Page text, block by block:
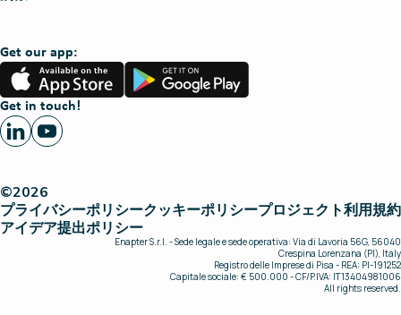
Get our app:
App
Store
Google
Play
Get in touch!
©2026
プライバシーポリシークッキーポリシープロジェクト利用規約
アイデア提出ポリシー
Enapter S.r.l. - Sede legale e sede operativa: Via di Lavoria 56G, 56040
Crespina Lorenzana (PI), Italy
Registro delle Imprese di Pisa - REA: PI-191252
Capitale sociale: € 500.000 - CF/P.IVA: IT13404981006
All rights reserved.